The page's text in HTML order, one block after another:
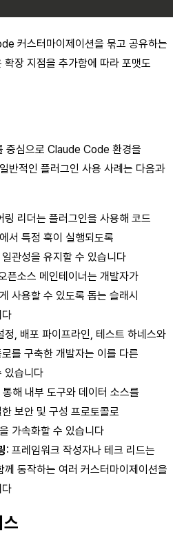
커스터마이제이션을 묶고 공유하는
장 지점을 추가함에 따라 포맷도
중심으로 Claude Code 환경을
반적인 플러그인 사용 사례는 다음과
링 리더는 플러그인을 사용해 코드
서 특정 훅이 실행되도록
관성을 유지할 수 있습니다
픈소스 메인테이너는 개발자가
사용할 수 있도록 돕는 슬래시
정, 배포 파이프라인, 테스트 하네스와
를 구축한 개발자는 이를 다른
있습니다
해 내부 도구와 데이터 소스를
보안 및 구성 프로토콜로
가속화할 수 있습니다
: 프레임워크 작성자나 테크 리드는
동작하는 여러 커스터마이제이션을